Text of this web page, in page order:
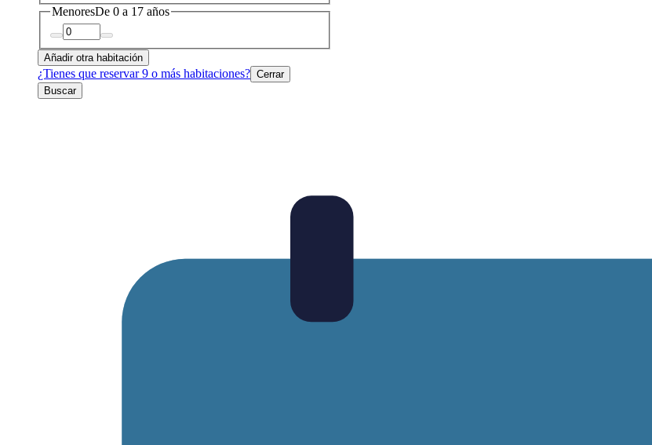
MenoresDe 0 a 17 años
Añadir otra habitación
¿Tienes que reservar 9 o más habitaciones? Cerrar
Buscar